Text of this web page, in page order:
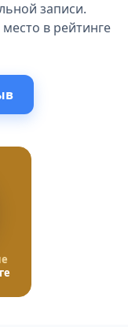
записи.
в рейтинге